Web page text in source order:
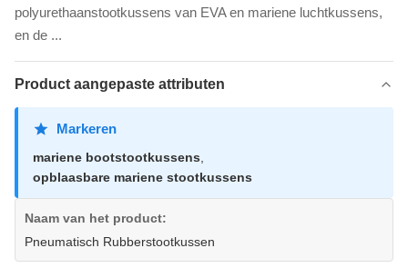
polyurethaanstootkussens van EVA en mariene luchtkussens,
en de ...
Product aangepaste attributen
Markeren
mariene bootstootkussens
opblaasbare mariene stootkussens
Naam van het product:
Pneumatisch Rubberstootkussen